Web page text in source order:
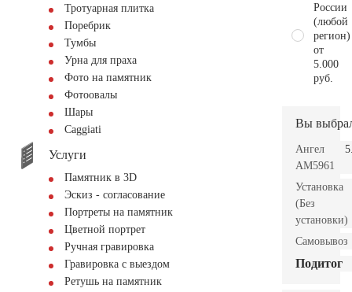
Тротуарная плитка
Поребрик
Тумбы
Урна для праха
Фото на памятник
Фотоовалы
Шары
Сaggiati
Услуги
Памятник в 3D
Эскиз - согласование
Портреты на памятник
Цветной портрет
Ручная гравировка
Гравировка с выездом
Ретушь на памятник
России
(любой
регион)
от
5.000
руб.
Вы
Ангел
AM5961
Установка
(Без
установки)
Самовывоз
Подитог